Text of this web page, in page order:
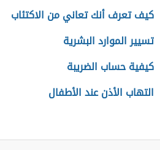
كيف تعرف أنك تعاني من الاكتئاب
تسيير الموارد البشرية
كيفية حساب الضريبة
التهاب الأذن عند الأطفال